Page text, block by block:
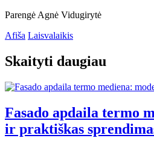
Parengė Agnė Vidugirytė
Afiša Laisvalaikis
Skaityti daugiau
Fasado apdaila termo
ir praktiškas